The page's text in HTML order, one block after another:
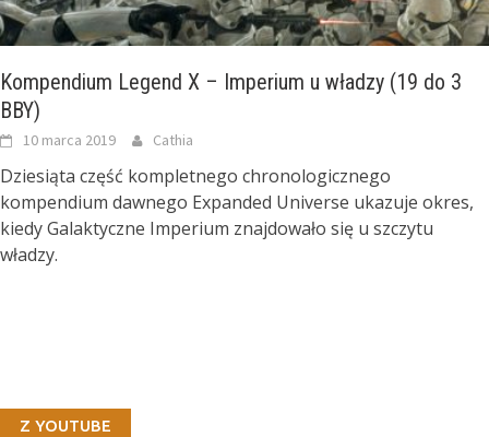
Kompendium Legend X – Imperium u władzy (19 do 3
BBY)
10 marca 2019 Cathia
Dziesiąta część kompletnego chronologicznego
kompendium dawnego Expanded Universe ukazuje okres,
kiedy Galaktyczne Imperium znajdowało się u szczytu
władzy.
Z YOUTUBE